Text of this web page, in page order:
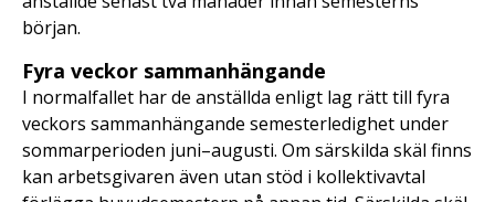
början.
Fyra veckor sammanhängande
I normalfallet har de anställda enligt lag rätt till fyra
veckors sammanhängande semesterledighet under
sommarperioden juni–augusti. Om särskilda skäl finns
kan arbetsgivaren även utan stöd i kollektivavtal